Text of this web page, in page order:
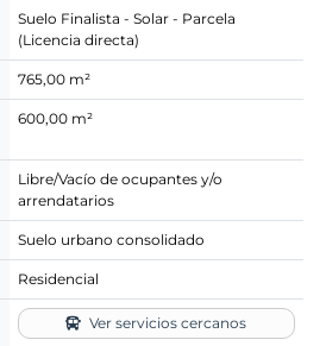
Suelo Finalista - Solar - Parcela
(Licencia directa)
765,00 m²
600,00 m²
Libre/Vacío de ocupantes y/o
arrendatarios
Suelo urbano consolidado
Residencial
Ver servicios cercanos